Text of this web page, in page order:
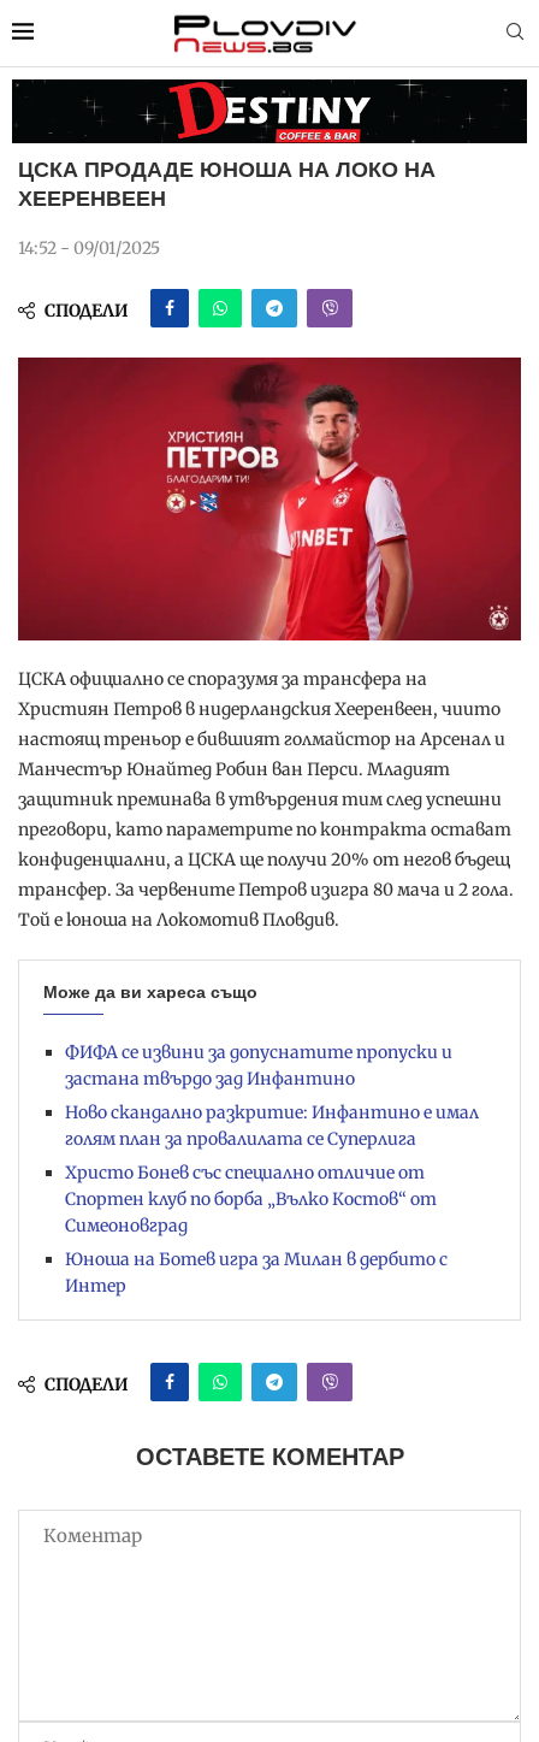
ЦСКА ПРОДАДЕ ЮНОША НА ЛОКО НА
ХЕЕРЕНВЕЕН
14:52 - 09/01/2025
СПОДЕЛИ
ЦСКА официално се споразумя за трансфера на
Християн Петров в нидерландския Хееренвеен, чиито
настоящ треньор е бившият голмайстор на Арсенал и
Манчестър Юнайтед Робин ван Перси. Младият
защитник преминава в утвърдения тим след успешни
преговори, като параметрите по контракта остават
конфиденциални, а ЦСКА ще получи 20% от негов бъдещ
трансфер. За червените Петров изигра 80 мача и 2 гола.
Той е юноша на Локомотив Пловдив.
Може да ви хареса също
ФИФА се извини за допуснатите пропуски и
застана твърдо зад Инфантино
Ново скандално разкритие: Инфантино е имал
голям план за провалилата се Суперлига
Христо Бонев със специално отличие от
Спортен клуб по борба „Вълко Костов“ от
Симеоновград
Юноша на Ботев игра за Милан в дербито с
Интер
СПОДЕЛИ
ОСТАВЕТЕ КОМЕНТАР